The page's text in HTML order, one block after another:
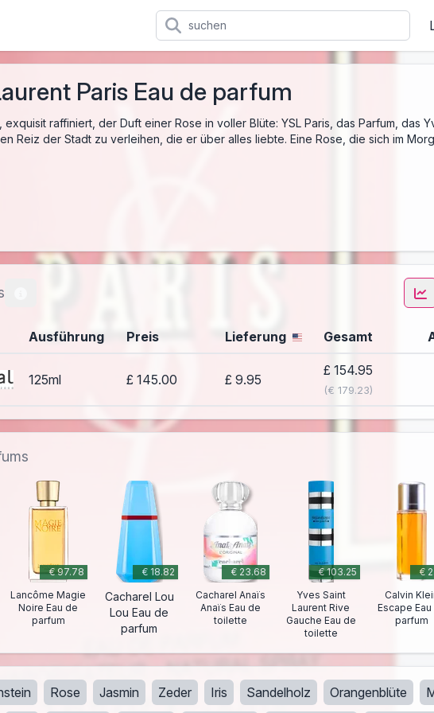
Paris Eau de parfum
exquisit raffiniert, der Duft einer Rose in voller Blüte: YSL Paris, das Parfum, das
Reiz der Stadt zu verleihen, die er über alles liebte. Eine Rose, die sich im
Ausführung Preis Lieferung Gesamt
125ml £ 145.00 £ 9.95
£ 154.95
(€ 179.23)
€ 97.78
Lancôme Magie
Noire Eau de
parfum
€ 18.82
Cacharel Lou
Lou Eau de
parfum
€ 23.68
Cacharel Anaïs
Anaïs Eau de
toilette
€ 103.25
Yves Saint
Laurent Rive
Gauche Eau de
toilette
€
Calvin
Escape Eau
parfum
Rose Jasmin Zeder Iris Sandelholz Orangenblüte